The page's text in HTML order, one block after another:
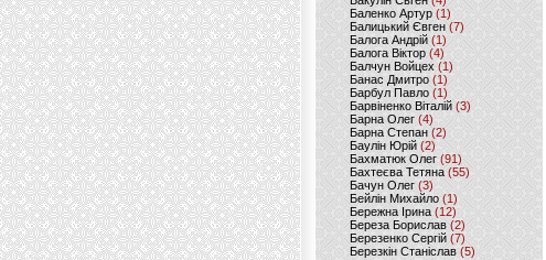
Баленко Артур(1)
Балицький Євген(7)
Балога Андрій (1)
Балога Віктор (4)
Балчун Войцех (1)
Банас Дмитро (1)
Барбул Павло(1)
Барвіненко Віталій(3)
Барна Олег (4)
Барна Степан (2)
Баулін Юрій (2)
Бахматюк Олег (91)
Бахтеєва Тетяна(55)
Бачун Олег (3)
Бейлін Михайло (1)
Бережна Ірина(12)
Береза Борислав(2)
Березенко Сергій (7)
Березкін Станіслав (5)